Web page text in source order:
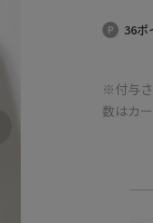
36ポ
※付与
数はカ